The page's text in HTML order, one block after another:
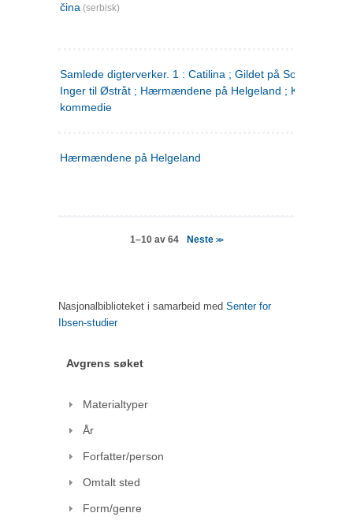
čina (serbisk)
Samlede digterverker. 1 : Catilina ; Gildet på Solhaug ; Fru
Inger til Østråt ; Hærmændene på Helgeland ;
kommedie
Hærmændene på Helgeland
1–10 av 64 Neste>>
Nasjonalbiblioteket i samarbeid med Senter for
Ibsen-studier
Avgrens søket
Materialtyper
År
Forfatter/person
Omtalt sted
Form/genre